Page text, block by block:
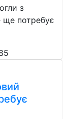
з
ще потребує